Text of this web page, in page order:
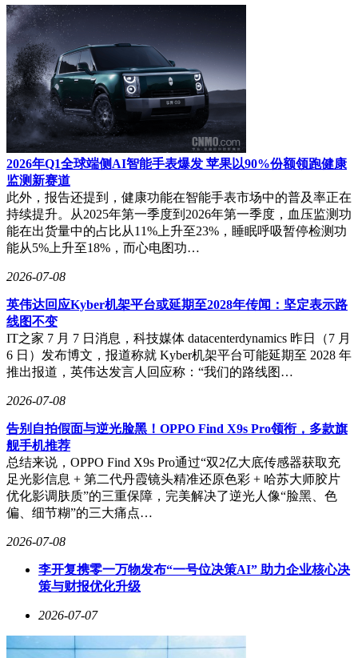
2026年Q1全球端侧AI智能手表爆发 苹果以90%份额领跑健康
监测新赛道
此外，报告还提到，健康功能在智能手表市场中的普及率正在
持续提升。从2025年第一季度到2026年第一季度，血压监测功
能在出货量中的占比从11%上升至23%，睡眠呼吸暂停检测功
能从5%上升至18%，而心电图功…
2026-07-08
英伟达回应Kyber机架平台或延期至2028年传闻：坚定表示路
线图不变
IT之家 7 月 7 日消息，科技媒体 datacenterdynamics 昨日（7 月
6 日）发布博文，报道称就 Kyber机架平台可能延期至 2028 年
推出报道，英伟达发言人回应称：“我们的路线图…
2026-07-08
告别自拍假面与逆光脸黑！OPPO Find X9s Pro领衔，多款旗
舰手机推荐
总结来说，OPPO Find X9s Pro通过“双2亿大底传感器获取充
足光影信息 + 第二代丹霞镜头精准还原色彩 + 哈苏大师胶片
优化影调肤质”的三重保障，完美解决了逆光人像“脸黑、色
偏、细节糊”的三大痛点…
2026-07-08
李开复携零一万物发布“一号位决策AI” 助力企业核心决
策与财报优化升级
2026-07-07